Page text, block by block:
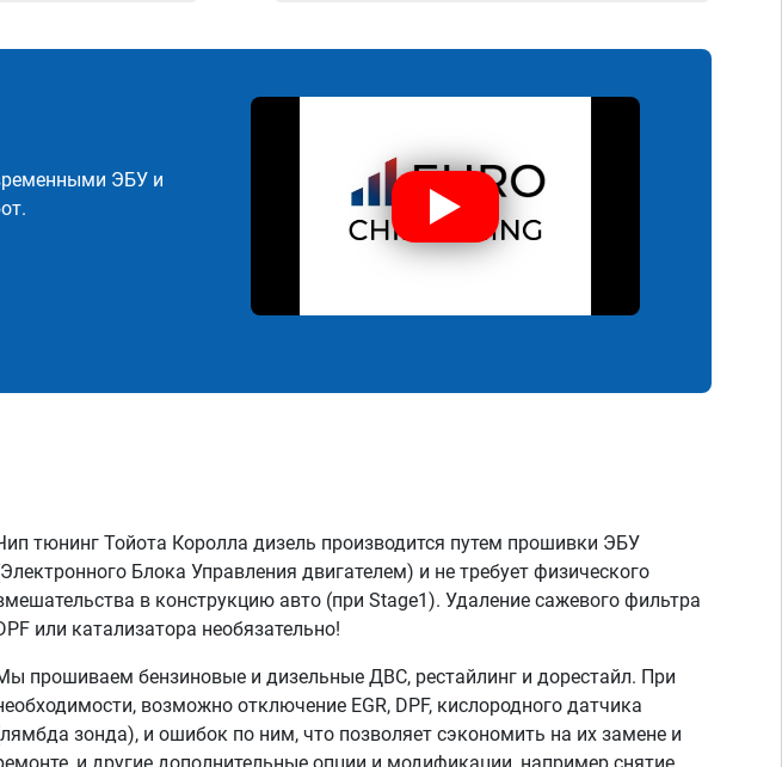
ЭБУ и
тюнинг Тойота Королла дизель производится путем прошивки ЭБУ
Блока Управления двигателем) и не требует физического
в конструкцию авто (при Stage1). Удаление сажевого фильтра
или катализатора необязательно!
прошиваем бензиновые и дизельные ДВС, рестайлинг и дорестайл. При
возможно отключение EGR, DPF, кислородного датчика
зонда), и ошибок по ним, что позволяет сэкономить на их замене и